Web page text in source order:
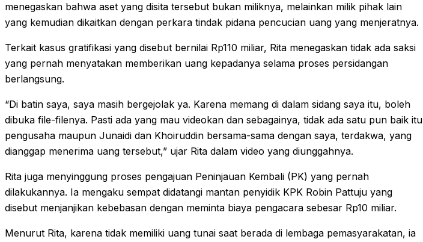
menegaskan bahwa aset yang disita tersebut bukan miliknya, melainkan milik pihak lain
yang kemudian dikaitkan dengan perkara tindak pidana pencucian uang yang menjeratnya.
Terkait kasus gratifikasi yang disebut bernilai Rp110 miliar, Rita menegaskan tidak ada saksi
yang pernah menyatakan memberikan uang kepadanya selama proses persidangan
berlangsung.
“Di batin saya, saya masih bergejolak ya. Karena memang di dalam sidang saya itu, boleh
dibuka file-filenya. Pasti ada yang mau videokan dan sebagainya, tidak ada satu pun baik itu
pengusaha maupun Junaidi dan Khoiruddin bersama-sama dengan saya, terdakwa, yang
dianggap menerima uang tersebut,” ujar Rita dalam video yang diunggahnya.
Rita juga menyinggung proses pengajuan Peninjauan Kembali (PK) yang pernah
dilakukannya. Ia mengaku sempat didatangi mantan penyidik KPK Robin Pattuju yang
disebut menjanjikan kebebasan dengan meminta biaya pengacara sebesar Rp10 miliar.
Menurut Rita, karena tidak memiliki uang tunai saat berada di lembaga pemasyarakatan, ia